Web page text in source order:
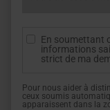
En soumettant
informations
strict de ma
Pour nous aider à
ceux soumis
apparaissent dans la